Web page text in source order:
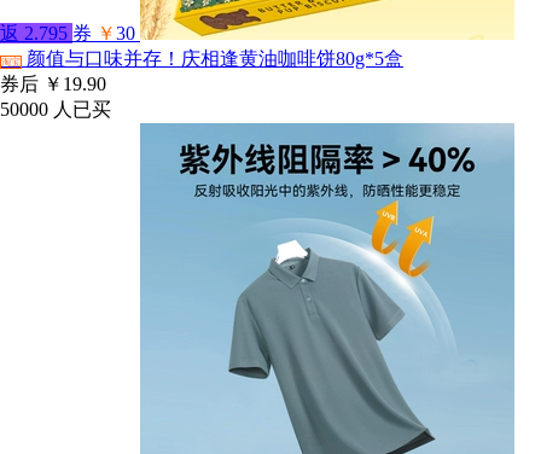
返 2.795 券 ￥30
淘宝
颜值与口味并存！庆相逢黄油咖啡饼80g*5盒
券后 ￥19.90
50000 人已买